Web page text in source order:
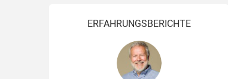
ERFAHRUNGSBERICHTE